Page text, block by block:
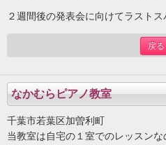
２週間後の発表会に向けてラストス
戻る
なかむらピアノ教室
千葉市若葉区加曽利町
当教室は自宅の１室でのレッスン